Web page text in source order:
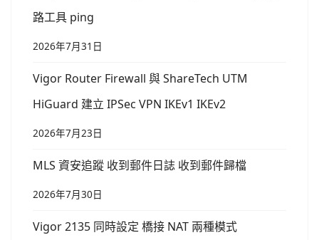
路工具 ping
2026年7月31日
Vigor Router Firewall 與 ShareTech UTM
HiGuard 建立 IPSec VPN IKEv1 IKEv2
2026年7月23日
MLS 資安追蹤 收到郵件日誌 收到郵件歸檔
2026年7月30日
Vigor 2135 同時設定 橋接 NAT 兩種模式